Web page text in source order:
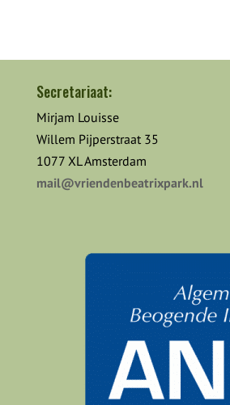
Secretariaat:
Mirjam Louisse
Willem Pijperstraat 35
1077 XL Amsterdam
mail@vriendenbeatrixpark.nl